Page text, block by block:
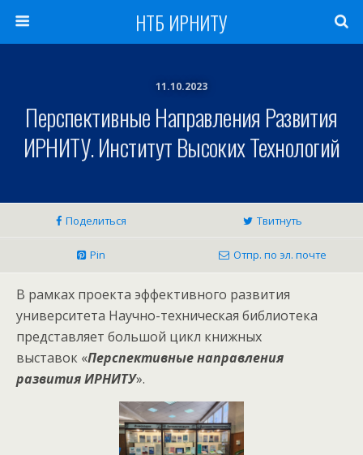
НТБ ИРНИТУ
11.10.2023
Перспективные Направления Развития
ИРНИТУ. Институт Высоких Технологий
Поделиться Твитнуть
Pin Отпр. по эл. почте
В рамках проекта эффективного развития
университета Научно-техническая библиотека
представляет большой цикл книжных
выставок «Перспективные направления
развития ИРНИТУ».